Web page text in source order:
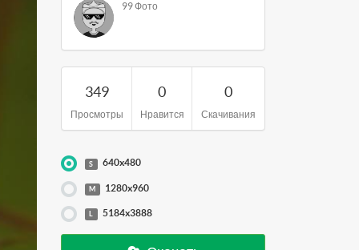
99 Фото
349
Просмотры
0
Нравится
0
Скачивания
S 640x480
M 1280x960
L 5184x3888